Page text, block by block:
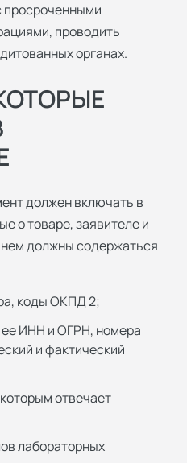
просроченными
проводить
органах.
должен включать в
о товаре, заявителе и
должны содержаться
коды ОКПД 2;
ИНН и ОГРН, номера
и фактический
отвечает
лабораторных